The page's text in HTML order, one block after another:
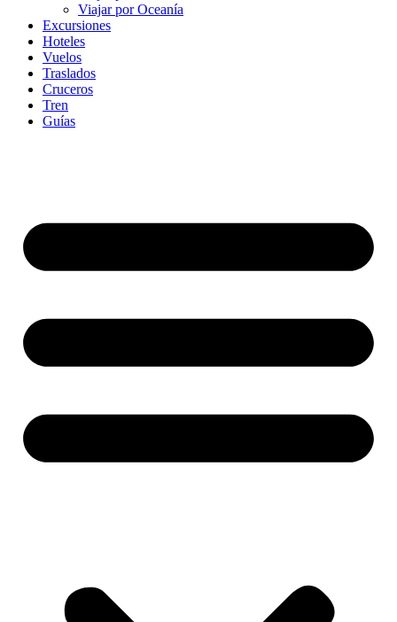
Viajar por Oceanía
Excursiones
Hoteles
Vuelos
Traslados
Cruceros
Tren
Guías